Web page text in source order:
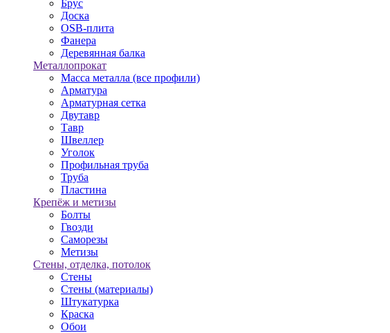
Брус
Доска
OSB-плита
Фанера
Деревянная балка
Металлопрокат
Масса металла (все профили)
Арматура
Арматурная сетка
Двутавр
Тавр
Швеллер
Уголок
Профильная труба
Труба
Пластина
Крепёж и метизы
Болты
Гвозди
Саморезы
Метизы
Стены, отделка, потолок
Стены
Стены (материалы)
Штукатурка
Краска
Обои